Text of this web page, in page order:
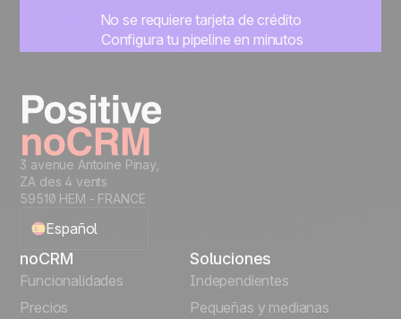
No se requiere tarjeta de crédito
Configura tu pipeline en minutos
3 avenue Antoine Pinay,
ZA des 4 vents
59510 HEM - FRANCE
Español
English
noCRM
Funcionalidades
Precios
Soluciones
Independientes
Pequeñas y medianas